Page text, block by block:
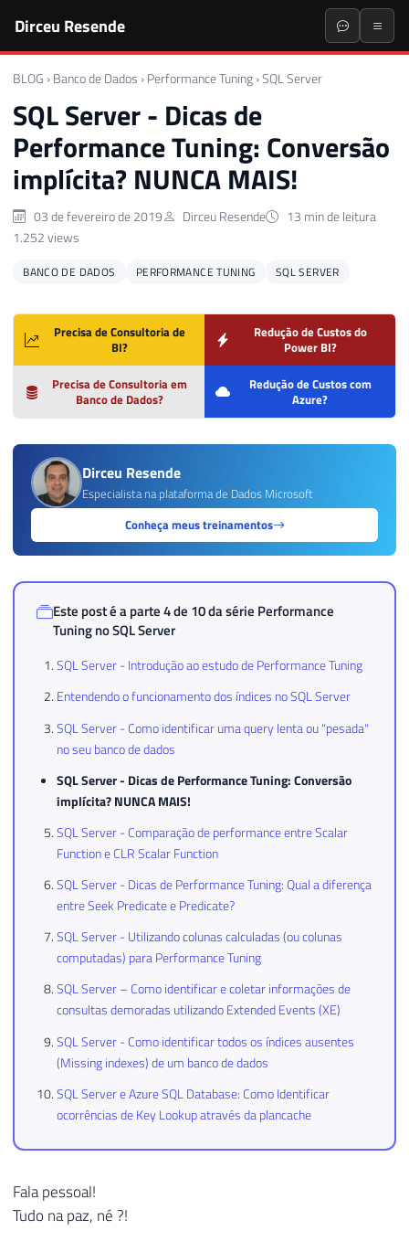
Dirceu Resende
BLOG › Banco de Dados › Performance Tuning ›SQL Server
SQL Server - Dicas de
Performance Tuning: Conversão
implícita? NUNCA MAIS!
03 de fevereiro de 2019 Dirceu Resende
13 min de leitura
1.252 views
BANCO DE DADOS PERFORMANCE TUNING SQL SERVER
Precisa de Consultoria de
BI?
Redução de Custos do
Power BI?
Precisa de Consultoria em
Banco de Dados?
Redução de Custos com
Azure?
Dirceu Resende
Especialista na plataforma de Dados Microsoft
Conheça meus treinamentos
Este post é a parte 4 de 10 da série Performance
Tuning no SQL Server
SQL Server - Introdução ao estudo de Performance Tuning
Entendendo o funcionamento dos índices no SQL Server
SQL Server - Como identificar uma query lenta ou "pesada"
no seu banco de dados
SQL Server - Dicas de Performance Tuning: Conversão
implícita? NUNCA MAIS!
SQL Server - Comparação de performance entre Scalar
Function e CLR Scalar Function
SQL Server - Dicas de Performance Tuning: Qual a diferença
entre Seek Predicate e Predicate?
SQL Server - Utilizando colunas calculadas (ou colunas
computadas) para Performance Tuning
SQL Server – Como identificar e coletar informações de
consultas demoradas utilizando Extended Events (XE)
SQL Server - Como identificar todos os índices ausentes
(Missing indexes) de um banco de dados
SQL Server e Azure SQL Database: Como Identificar
ocorrências de Key Lookup através da plancache
Fala pessoal!
Tudo na paz, né ?!